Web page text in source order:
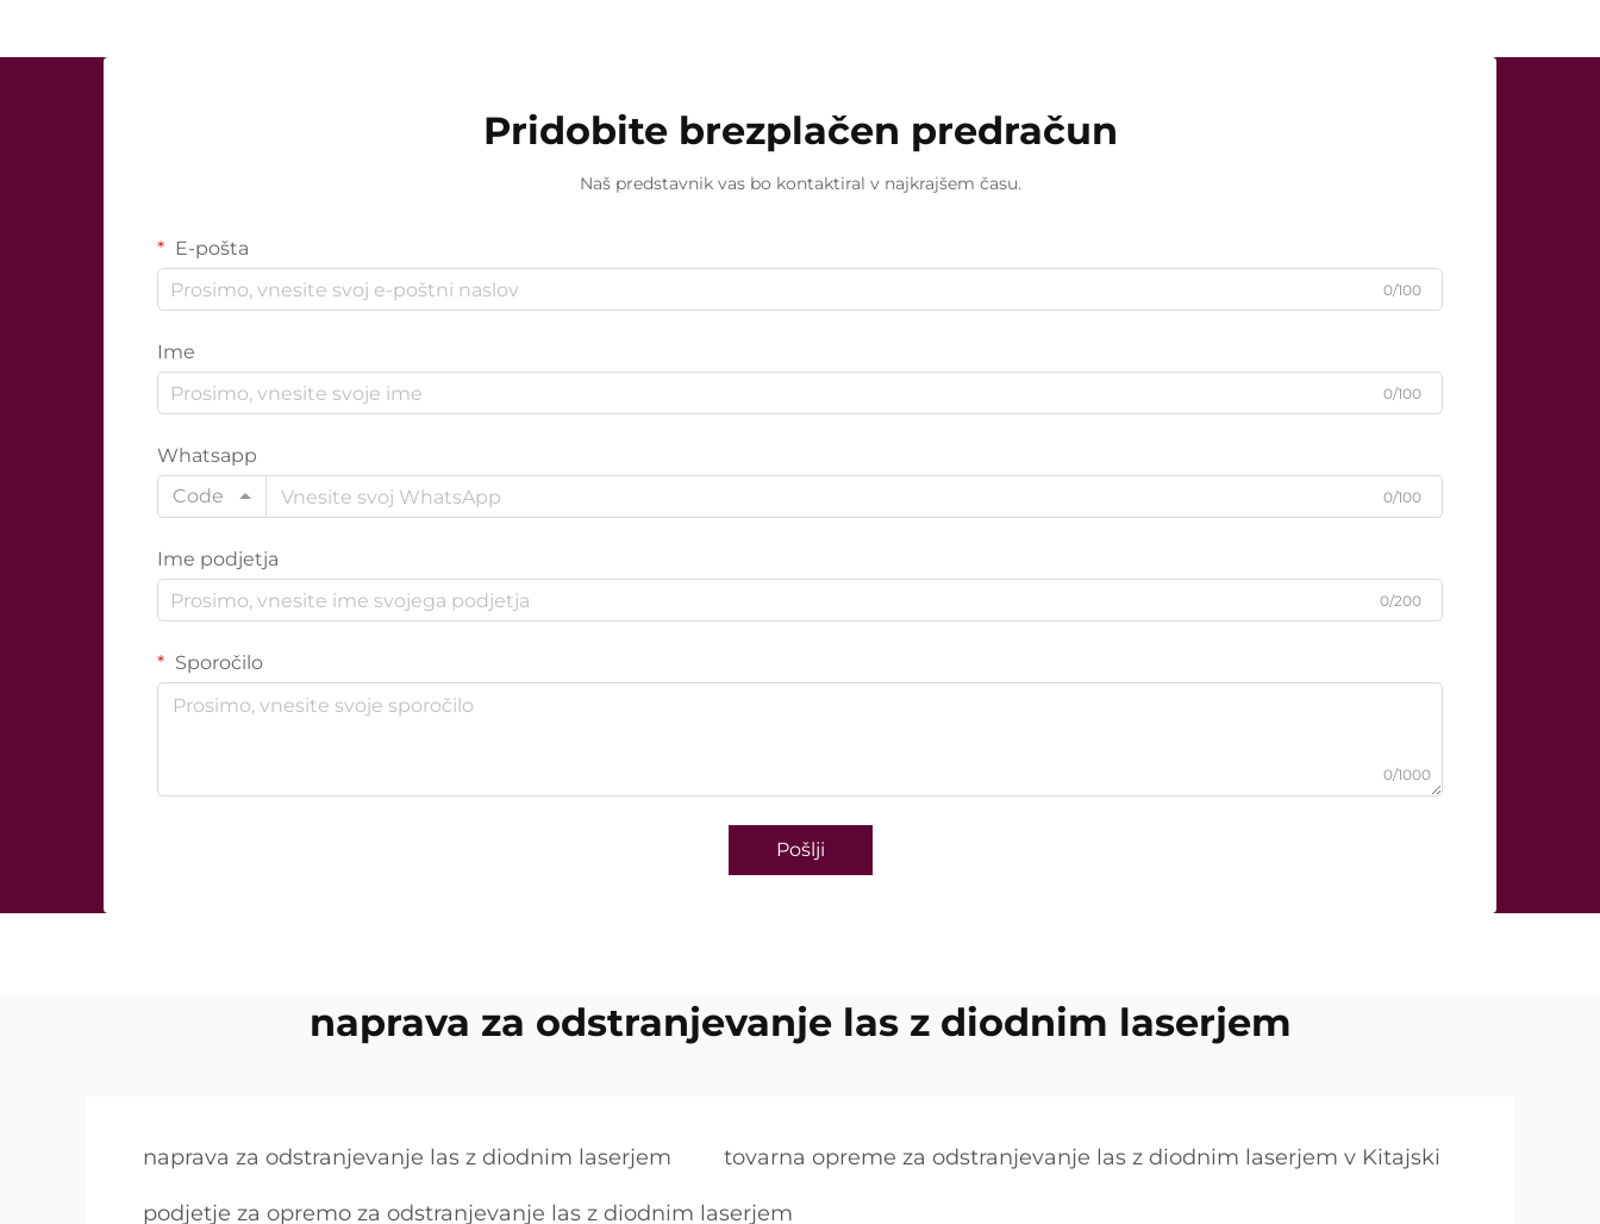
Pridobite brezplačen predračun
Naš predstavnik vas bo kontaktiral v najkrajšem času.
E-pošta
0/100
Ime
0/100
Whatsapp
Code
0/100
Ime podjetja
0/200
Sporočilo
0/1000
Pošlji
naprava za odstranjevanje las z diodnim laserjem
naprava za odstranjevanje las z diodnim laserjem tovarna opreme za odstranjevanje las z diodnim laserjem v Kitajski
podjetje za opremo za odstranjevanje las z diodnim laserjem